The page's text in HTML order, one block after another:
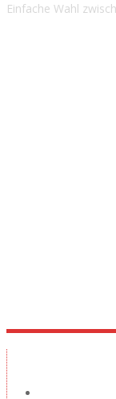
Einfache Wahl